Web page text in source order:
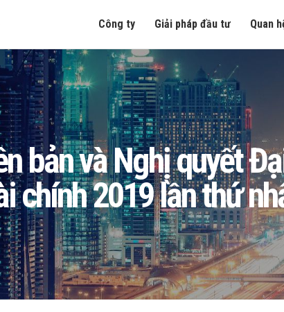
Công ty Giải pháp đầu tư Quan
bản và Nghị quyết
chính 2019 lần thứ